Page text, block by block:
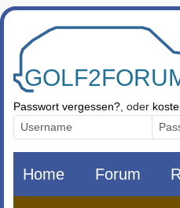
Zum Inhalt springen
Passwort vergessen? , oder
Home Forum